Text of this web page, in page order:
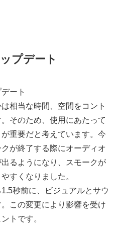
プデート
ート
相当な時間、空間をコント
そのため、使用にあたって
重要だと考えています。今
が終了する際にオーディオ
るようになり、スモークが
すくなりました。
秒前に、ビジュアルとサウ
この変更により影響を受け
トです。